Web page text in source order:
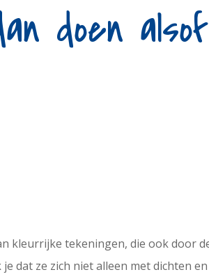
doen alsof
kleurrijke tekeningen, die ook door
dat ze zich niet alleen met dichten en